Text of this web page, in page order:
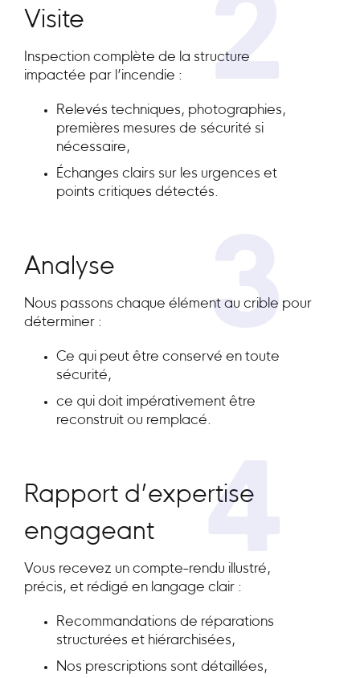
2
Visite
Inspection complète de la structure
impactée par l’incendie :
Relevés techniques, photographies,
premières mesures de sécurité si
nécessaire,
Échanges clairs sur les urgences et
points critiques détectés.
3
Analyse
Nous passons chaque élément au crible pour
déterminer :
Ce qui peut être conservé en toute
sécurité,
ce qui doit impérativement être
reconstruit ou remplacé.
4
Rapport d’expertise
engageant
Vous recevez un compte-rendu illustré,
précis, et rédigé en langage clair :
Recommandations de réparations
structurées et hiérarchisées,
Nos prescriptions sont détaillées,